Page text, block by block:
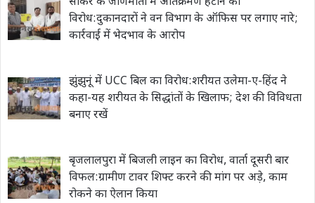
विरोध:दुकानदारों ने वन विभाग के ऑफिस पर लगाए नारे;
कार्रवाई में भेदभाव के आरोप
झुंझुनूं में UCC बिल का विरोध:शरीयत उलेमा-ए-हिंद ने
कहा-यह शरीयत के सिद्धांतों के खिलाफ; देश की विविधता
बनाए रखें
बृजलालपुरा में बिजली लाइन का विरोध, वार्ता दूसरी बार
विफल:ग्रामीण टावर शिफ्ट करने की मांग पर अड़े, काम
रोकने का ऐलान किया